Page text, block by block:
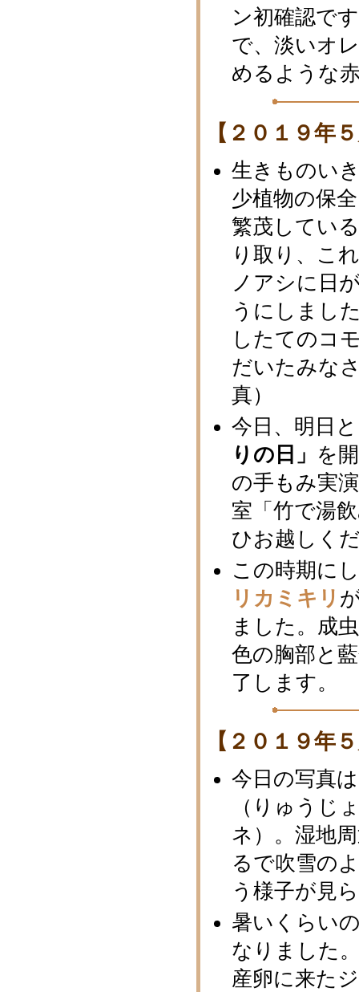
ン初確認で
で、淡いオ
めるような
【２０１９年
生きものい
少植物の保
繁茂してい
り取り、こ
ノアシに日
うにしまし
したてのコ
だいたみな
真）
今日、明日と
りの日」 を
の手もみ実
室「竹で湯
ひお越しく
この時期に
リカミキリ
ました。成
色の胸部と
了します。
【２０１９年
今日の写真
（りゅうじ
ネ）。湿地
るで吹雪の
う様子が見
暑いくらい
なりました
産卵に来た